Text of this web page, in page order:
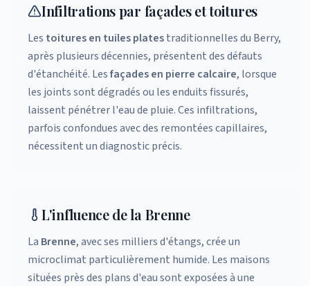
Infiltrations par façades et toitures
Les toitures en tuiles platestraditionnelles du Berry,
après plusieurs décennies, présentent des défauts
d'étanchéité. Lesfaçades en pierre calcaire, lorsque
les joints sont dégradés ou les enduits fissurés,
laissent pénétrer l'eau de pluie. Ces infiltrations,
parfois confondues avec des remontées capillaires,
nécessitent un diagnostic précis.
L'influence de la Brenne
La Brenne, avec ses milliers d'étangs, crée un
microclimat particulièrement humide. Les maisons
situées près des plans d'eau sont exposées à une